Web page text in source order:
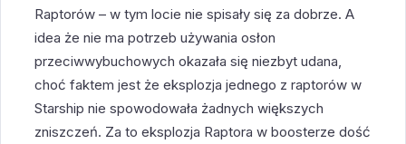
Raptorów – w tym locie nie spisały się za dobrze. A
idea że nie ma potrzeb używania osłon
przeciwwybuchowych okazała się niezbyt udana,
choć faktem jest że eksplozja jednego z raptorów w
Starship nie spowodowała żadnych większych
zniszczeń. Za to eksplozja Raptora w boosterze dość